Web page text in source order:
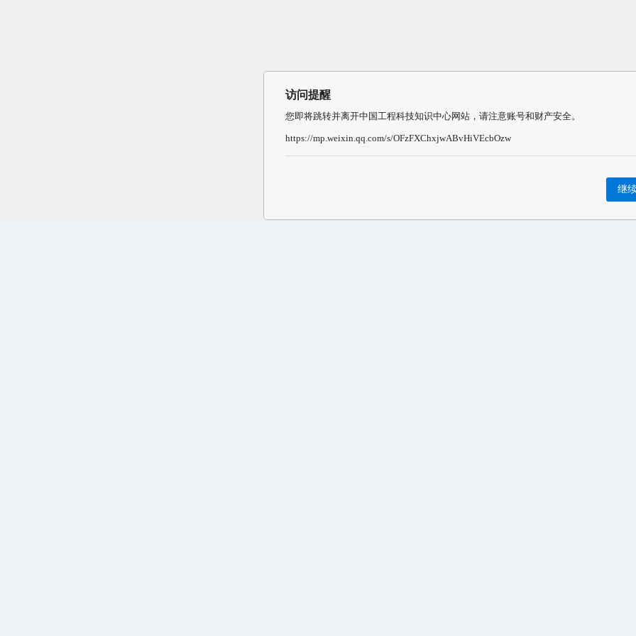
访问提醒
您即将跳转并离开中国工程科技知识中心网站，请注意账号和财产安全。
https://mp.weixin.qq.com/s/OFzFXChxjwABvHiVEcbOzw
继